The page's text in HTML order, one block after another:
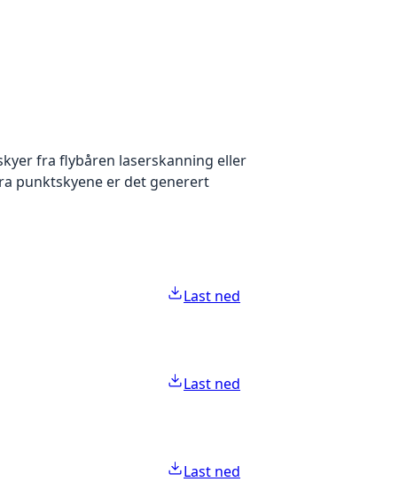
fra flybåren laserskanning eller
punktskyene er det generert
Last ned
Last ned
Last ned